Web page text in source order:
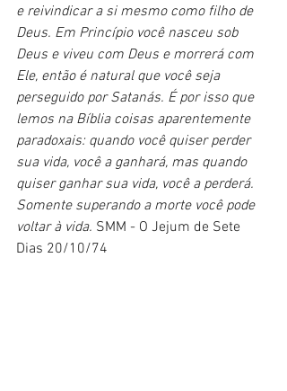
e reivindicar a si mesmo como filho de
Deus. Em Princípio você nasceu sob
Deus e viveu com Deus e morrerá com
Ele, então é natural que você seja
perseguido por Satanás. É por isso que
lemos na Bíblia coisas aparentemente
paradoxais: quando você quiser perder
sua vida, você a ganhará, mas quando
quiser ganhar sua vida, você a perderá.
Somente superando a morte você pode
voltar à vida. SMM - O Jejum de Sete
Dias 20/10/74